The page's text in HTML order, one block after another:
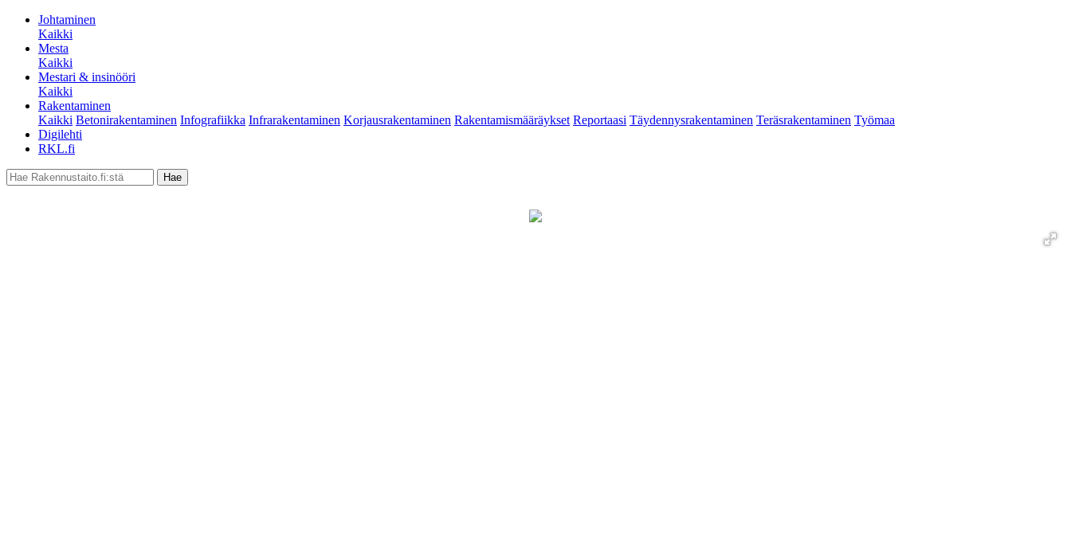
Johtaminen
Kaikki
Mesta
Kaikki
Mestari & insinööri
Kaikki
Rakentaminen
Kaikki Betonirakentaminen Infografiikka Infrarakentaminen Korjausrakentaminen Rakentamismääräykset Reportaasi Täydennysrakentaminen Teräsrakentaminen Työmaa
Digilehti
RKL.fi